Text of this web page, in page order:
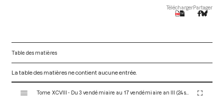
TéléchargerPartager
Table des matières
La table des matières ne contient aucune entrée.